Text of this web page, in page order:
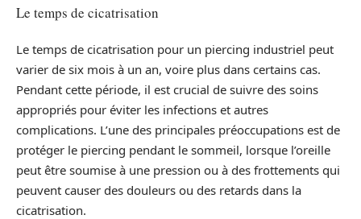
Le temps de cicatrisation
Le temps de cicatrisation pour un piercing industriel peut
varier de six mois à un an, voire plus dans certains cas.
Pendant cette période, il est crucial de suivre des soins
appropriés pour éviter les infections et autres
complications. L’une des principales préoccupations est de
protéger le piercing pendant le sommeil, lorsque l’oreille
peut être soumise à une pression ou à des frottements qui
peuvent causer des douleurs ou des retards dans la
cicatrisation.